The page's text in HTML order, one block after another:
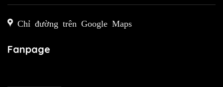
Chỉ đường trên Google Maps
Fanpage